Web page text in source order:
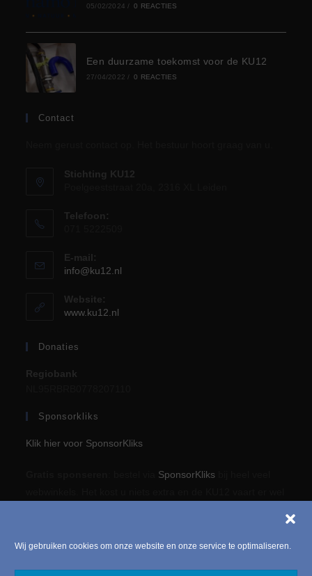
Wij gebruiken cookies om onze website en onze service te optimaliseren.
05/02/2024 / 0 REACTIES
Een duurzame toekomst voor de KU12
27/04/2022 / 0 REACTIES
Contact
Stichting KU12
Telefoon:
E-mail:
info@ku12.nl
Website:
www.ku12.nl
Donaties
Regiobank
Sponsorkliks
Klik hier voor SponsorKliks
SponsorKliks